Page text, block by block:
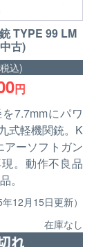
TYPE 99 LM
古)
込)
円
7.7mmにパワ
式軽機関銃。K
ーソフトガン
。動作不良品
。
年12月15日更新）
在庫なし